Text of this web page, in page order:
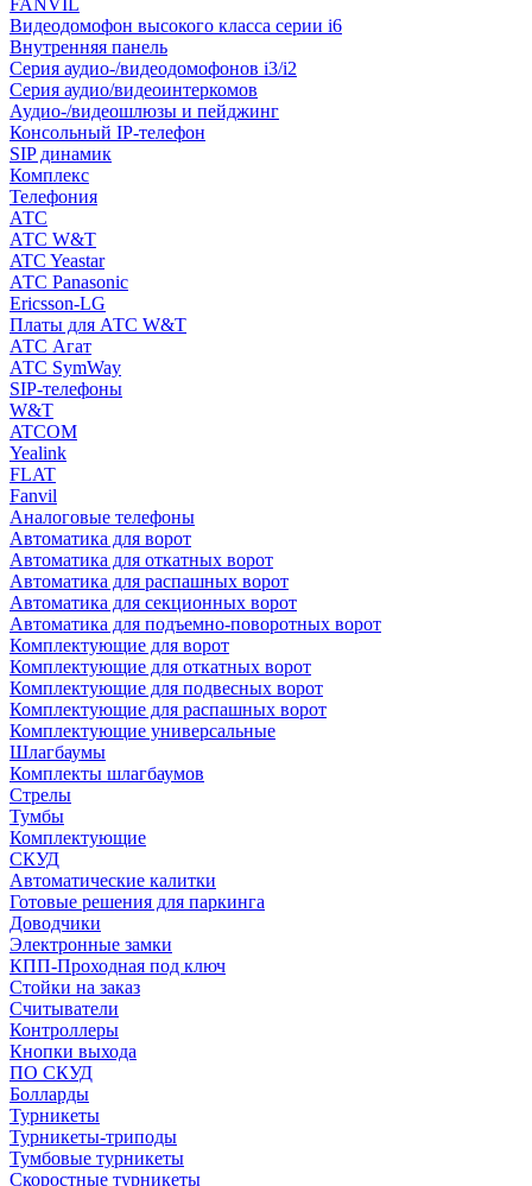
FANVIL
Видеодомофон высокого класса серии i6
Внутренняя панель
Серия аудио-/видеодомофонов i3/i2
Серия аудио/видеоинтеркомов
Аудио-/видеошлюзы и пейджинг
Консольный IP-телефон
SIP динамик
Комплекс
Телефония
АТС
АТС W&T
ATC Yeastar
АТС Panasonic
Ericsson-LG
Платы для АТС W&T
АТС Агат
АТС SymWay
SIP-телефоны
W&T
ATCOM
Yealink
FLAT
Fanvil
Аналоговые телефоны
Автоматика для ворот
Автоматика для откатных ворот
Автоматика для распашных ворот
Автоматика для секционных ворот
Автоматика для подъемно-поворотных ворот
Комплектующие для ворот
Комплектующие для откатных ворот
Комплектующие для подвесных ворот
Комплектующие для распашных ворот
Комплектующие универсальные
Шлагбаумы
Комплекты шлагбаумов
Стрелы
Тумбы
Комплектующие
СКУД
Автоматические калитки
Готовые решения для паркинга
Доводчики
Электронные замки
КПП-Проходная под ключ
Стойки на заказ
Считыватели
Контроллеры
Кнопки выхода
ПО СКУД
Болларды
Турникеты
Турникеты-триподы
Тумбовые турникеты
Скоростные турникеты